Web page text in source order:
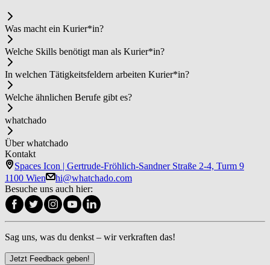
Was macht ein Ku­rier*in?
Welche Skills benötigt man als Ku­rier*in?
In welchen Tätigkeitsfeldern arbeiten Ku­rier*in?
Welche ähnlichen Berufe gibt es?
whatchado
Über whatchado
Kontakt
Spaces Icon | Gertrude-Fröhlich-Sandner Straße 2-4, Turm 9
1100 Wien
hi@whatchado.com
Besuche uns auch hier:
Sag uns, was du denkst – wir verkraften das!
Jetzt Feedback geben!